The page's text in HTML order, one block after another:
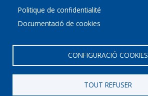
Politique de confidentialité
Documentació de cookies
CONFIGURACIÓ COOKIES
TOUT REFUSER